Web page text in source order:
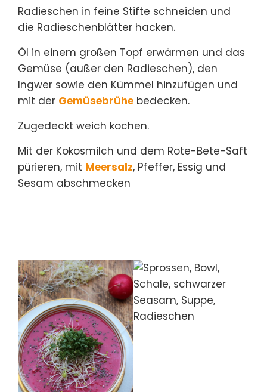
Radieschen in feine Stifte schneiden und
die Radieschenblätter hacken.
Öl in einem großen Topf erwärmen und das
Gemüse (außer den Radieschen), den
Ingwer sowie den Kümmel hinzufügen und
mit der Gemüsebrühe bedecken.
Zugedeckt weich kochen.
Mit der Kokosmilch und dem Rote-Bete-Saft
pürieren, mit Meersalz, Pfeffer, Essig und
Sesam abschmecken